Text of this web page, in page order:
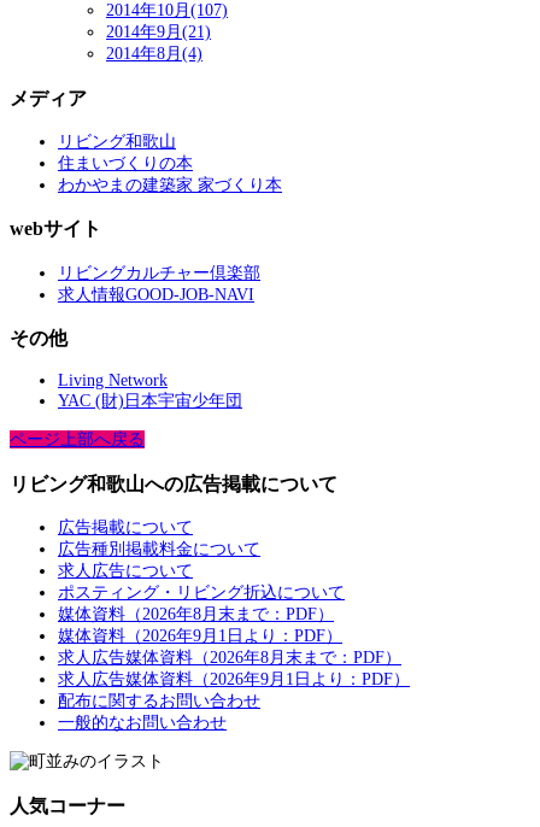
2014年10月(107)
2014年9月(21)
2014年8月(4)
メディア
リビング和歌山
住まいづくりの本
わかやまの建築家 家づくり本
webサイト
リビングカルチャー倶楽部
求人情報GOOD-JOB-NAVI
その他
Living Network
YAC (財)日本宇宙少年団
ページ上部へ戻る
リビング和歌山への広告掲載について
広告掲載について
広告種別掲載料金について
求人広告について
ポスティング・リビング折込について
媒体資料（2026年8月末まで：PDF）
媒体資料（2026年9月1日より：PDF）
求人広告媒体資料（2026年8月末まで：PDF）
求人広告媒体資料（2026年9月1日より：PDF）
配布に関するお問い合わせ
一般的なお問い合わせ
人気コーナー